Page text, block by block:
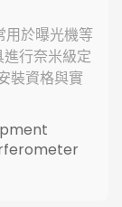
用於曝光機等
行奈米級定
裝資格與實